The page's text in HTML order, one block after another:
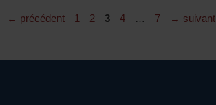
← précédent 1 2 3 4 … 7 → suivant